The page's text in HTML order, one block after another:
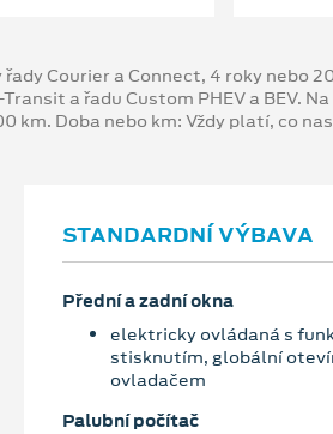
Courier a Connect, 4 roky nebo
a řadu Custom PHEV a BEV.
Doba nebo km: Vždy platí, co
STANDARDNÍ VÝBAVA
Přední a zadní okna
elektricky ovládaná s
stisknutím, globální
ovladačem
Palubní počítač